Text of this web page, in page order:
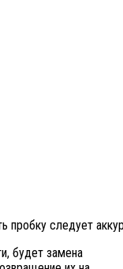
пробку следует
будет замена